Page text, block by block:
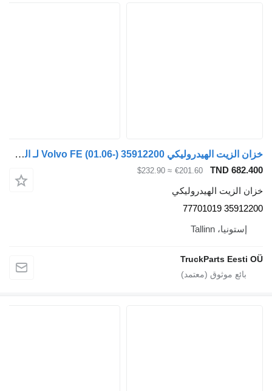
خزان الزيت الهيدروليكي Volvo FE (01.06-) 35912200 لـ السيارات القاطرة Volvo FL, FE (2005-2014)
TND 682.400
€201.60
≈ $232.90
خزان الزيت الهيدروليكي
35912200 77701019
إستونيا، Tallinn
TruckParts Eesti OÜ